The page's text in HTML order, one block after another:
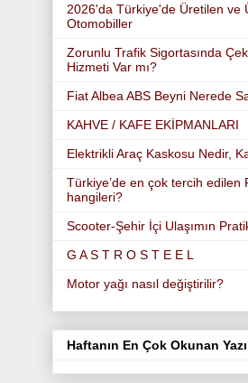
2026'da Türkiye'de Üretilen ve
Otomobiller
Zorunlu Trafik Sigortasında
Hizmeti Var mı?
Fiat Albea ABS Beyni Nerede
KAHVE / KAFE EKİPMANLARI
Elektrikli Araç Kaskosu Nedir,
Türkiye’de en çok tercih edilen
hangileri?
Scooter-Şehir İçi Ulaşımın
G A S T R O S T E E L
Motor yağı nasıl değiştirilir?
Haftanın En Çok Okunan